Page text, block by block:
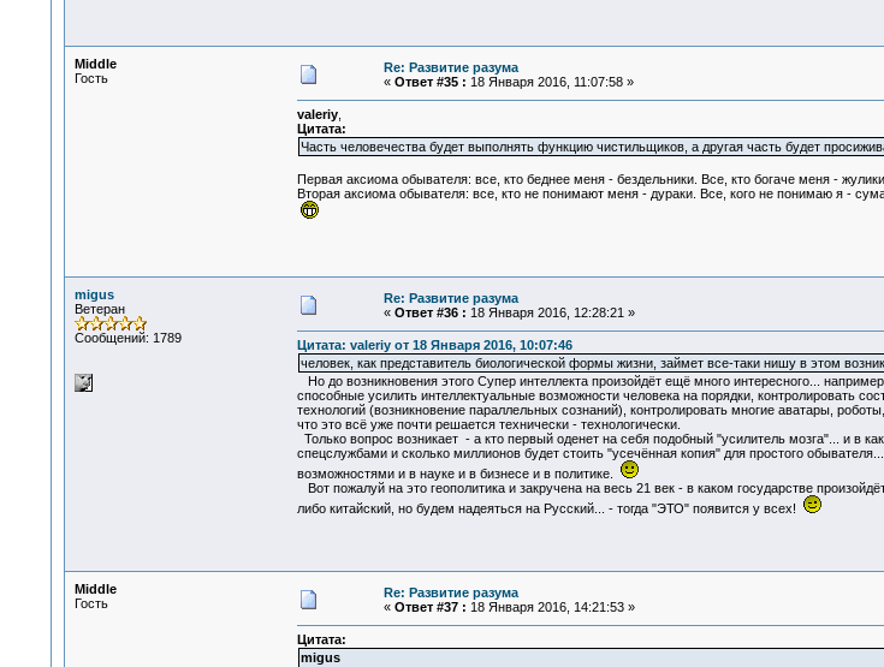
Middle
Гость
Re: Развитие разума
« Ответ #35 : 18 Января 2016, 11:07:58 »
valeriy,
Цитата:
Часть человечества будет выполнять функцию чистильщиков, а другая часть будет
Первая аксиома обывателя: все, кто беднее меня - бездельники. Все, кто богаче меня - жулики.
Вторая аксиома обывателя: все, кто не понимают меня - дураки. Все, кого не понимаю я -
migus
Ветеран
Сообщений: 1789
Re: Развитие разума
« Ответ #36 : 18 Января 2016, 12:28:21 »
Цитата: valeriy от 18 Января 2016, 10:07:46
человек, как представитель биологической формы жизни, займет все-таки нишу в этом
Но до возникновения этого Супер интеллекта произойдёт ещё много интересного...
способные усилить интеллектуальные возможности человека на порядки, контролировать
технологий (возникновение параллельных сознаний), контролировать многие аватары,
что это всё уже почти решается технически - технологически.
Только вопрос возникает - а кто первый оденет на себя подобный "усилитель мозга"... и в
спецслужбами и сколько миллионов будет стоить "усечённая копия" для простого
возможностями и в науке и в бизнесе и в политике.
Вот пожалуй на это геополитика и закручена на весь 21 век - в каком государстве
либо китайский, но будем надеяться на Русский... - тогда "ЭТО" появится у всех!
Middle
Гость
Re: Развитие разума
« Ответ #37 : 18 Января 2016, 14:21:53 »
Цитата:
migus